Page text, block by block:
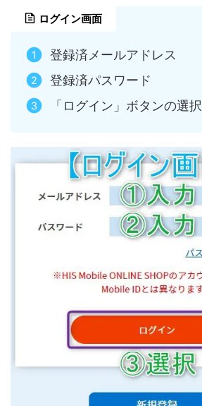
ログイン画面
登録済メールアドレス
登録済パスワード
「ログイン」ボタンの選択